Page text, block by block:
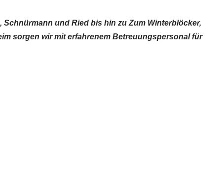
und Ried bis hin zu Zum Winterblöcker,
sorgen wir mit erfahrenem Betreuungspersonal für